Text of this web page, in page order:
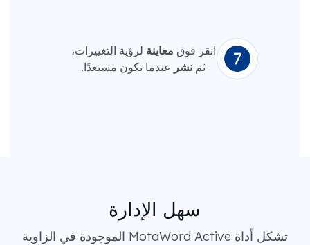
انقر فوق معاينة لرؤية التغييرات،
ثم نشر عندما تكون مستعدًا.
سهل الإدارة
تشكل أداة MotaWord Active الموجودة في الزاوية